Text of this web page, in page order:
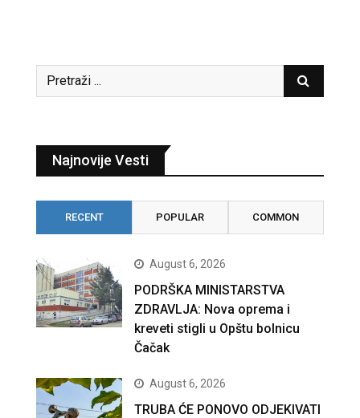
Najnovije Vesti
RECENT POPULAR COMMON
August 6, 2026
PODRŠKA MINISTARSTVA
ZDRAVLJA: Nova oprema i
kreveti stigli u Opštu bolnicu
Čačak
August 6, 2026
TRUBA ĆE PONOVO ODJEKIVATI